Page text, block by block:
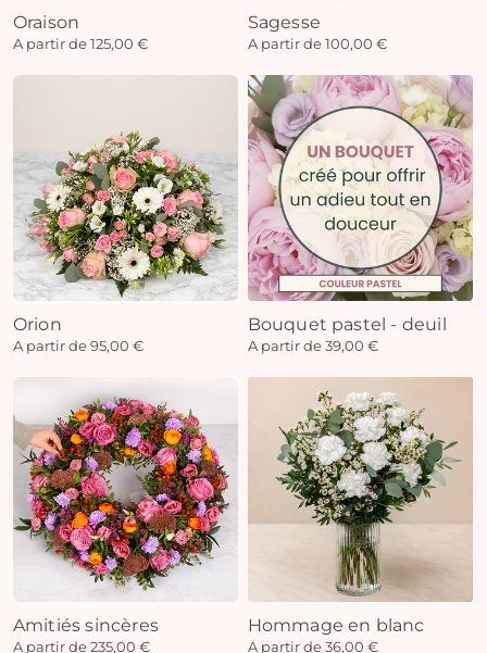
Oraison
A partir de 125,00 €
Sagesse
A partir de 100,00 €
Orion
A partir de 95,00 €
Bouquet pastel - deuil
A partir de 39,00 €
Amitiés sincères
A partir de 235,00 €
Hommage en blanc
A partir de 36,00 €